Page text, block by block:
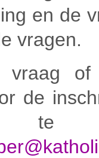
en de
vragen.
of
de
e-